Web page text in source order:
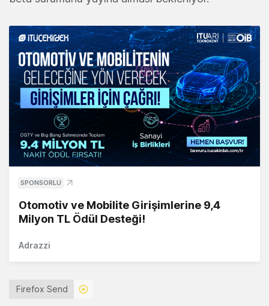
SPONSORLU
Otomotiv ve Mobilite Girişimlerine 9,4
Milyon TL Ödül Desteği!
Adrazzi
Firefox Send